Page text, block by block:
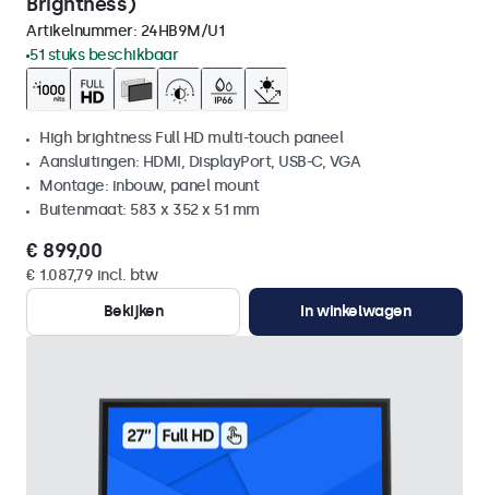
Artikelnummer: 24HB9M/U1
51 stuks beschikbaar
High brightness Full HD multi-touch paneel
Aansluitingen: HDMI, DisplayPort, USB-C, VGA
Montage: inbouw, panel mount
Buitenmaat: 583 x 352 x 51 mm
€ 899,00
€ 1.087,79 incl. btw
Bekijken
In winkelwagen